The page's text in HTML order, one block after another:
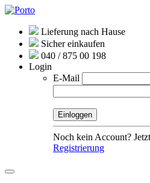
Lieferung nach Hause
Sicher einkaufen
040 / 875 00 198
Login
E-Mail
Noch kein Account?
Registrierung